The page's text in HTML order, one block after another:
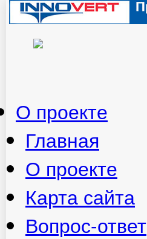
О проекте
Главная
О проекте
Карта сайта
Вопрос-ответ